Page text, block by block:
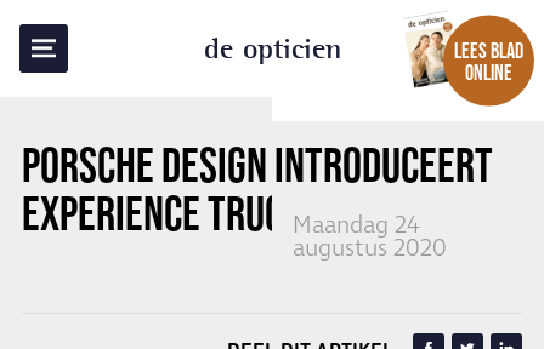
de opticien
LEES BLAD
ONLINE
PORSCHE DESIGN INTRODUCEERT
EXPERIENCE TRUCKMaandag 24
augustus 2020
TERUG NAAR OVERZICHT